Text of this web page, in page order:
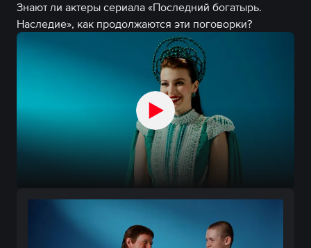
Знают ли актеры сериала «Последний богатырь.
Наследие», как продолжаются эти поговорки?